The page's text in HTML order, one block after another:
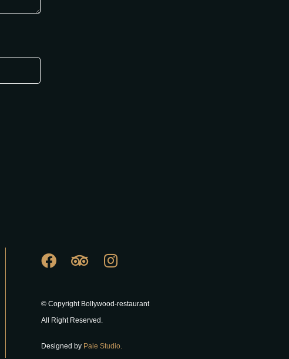
© Copyright Bollywood-restaurant
All Right Reserved.
Designed by Pale Studio.